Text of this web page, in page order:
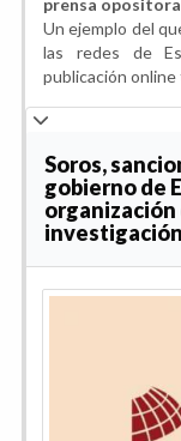
Un ejemplo del
las redes de
publicación online
Soros,
gobierno de
organización